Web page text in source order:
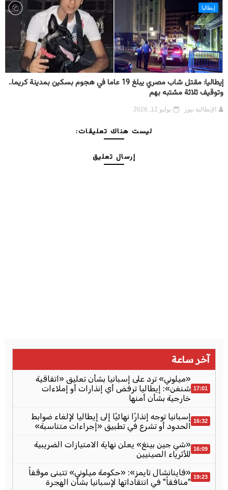
إيطاليا
إيطاليا: مقتل شاب مصري يبلغ 19 عاما في هجوم بسكين بمدينة كريما..
وتوقيف ثلاثة مشتبه بهم
الإيطالية نيوز يوليو 12, 2026
ليست هناك تعليقات:
إرسال تعليق
آخر ساعة
17:01
«ميلوني» ترد على إسبانيا بشأن تعليق «اتفاقية
شنغن»: إيطاليا ترفض أي إنذارات أو إملاءات
خارجية بشأن أمنها
16:32 إسبانيا توجه إنذارًا نهائيًا إلى إيطاليا لإلغاء ضوابط
الحدود أو تشرع في تطبيق «إجراءات متناسبة»
16:09 «شي جين بينغ» يعلن نهاية الامتيازات الضريبية
للأثرياء الصينيين
19:23 «فاينانشال تايمز»: «حكومة ميلوني» تتبنى موقفاً
"منافقاً" في انتقاداتها لإسبانيا بشأن الهجرة